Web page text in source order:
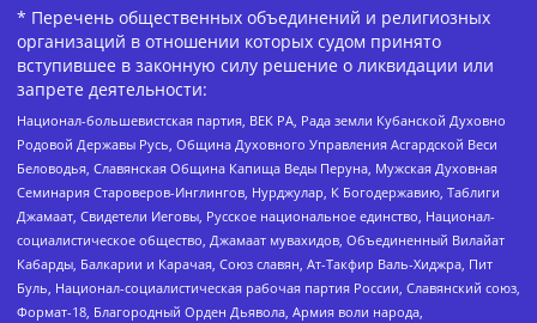
* Перечень общественных объединений и религиозных
организаций в отношении которых судом принято
вступившее в законную силу решение о ликвидации или
запрете деятельности:
Национал-большевистская партия, ВЕК РА, Рада земли Кубанской Духовно
Родовой Державы Русь, Община Духовного Управления Асгардской Веси
Беловодья, Славянская Община Капища Веды Перуна, Мужская Духовная
Семинария Староверов-Инглингов, Нурджулар, К Богодержавию, Таблиги
Джамаат, Свидетели Иеговы, Русское национальное единство, Национал-
социалистическое общество, Джамаат мувахидов, Объединенный Вилайат
Кабарды, Балкарии и Карачая, Союз славян, Ат-Такфир Валь-Хиджра, Пит
Буль, Национал-социалистическая рабочая партия России, Славянский союз,
Формат-18, Благородный Орден Дьявола, Армия воли народа,